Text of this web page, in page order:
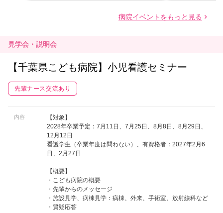
見学会・説明会
【千葉県こども病院】小児看護セミナー
先輩ナース交流あり
内容
【対象】
2028年卒業予定：7月11日、7月25日、8月8日、8月29日、
12月12日
看護学生（卒業年度は問わない）、有資格者：2027年2月6
日、2月27日
【概要】
・こども病院の概要
・先輩からのメッセージ
・施設見学、病棟見学：病棟、外来、手術室、放射線科など
・質疑応答